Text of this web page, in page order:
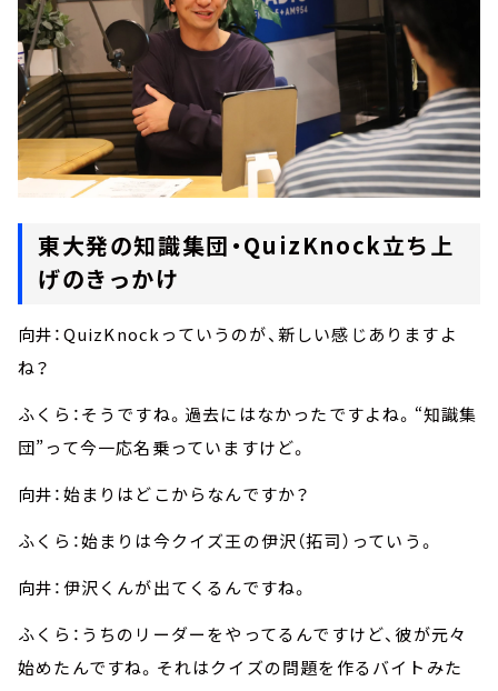
東大発の知識集団・QuizKnock立ち上
げのきっかけ
向井：QuizKnockっていうのが、新しい感じありますよ
ね？
ふくら：そうですね。過去にはなかったですよね。“知識集
団”って今一応名乗っていますけど。
向井：始まりはどこからなんですか？
ふくら：始まりは今クイズ王の伊沢（拓司）っていう。
向井：伊沢くんが出てくるんですね。
ふくら：うちのリーダーをやってるんですけど、彼が元々
始めたんですね。それはクイズの問題を作るバイトみた